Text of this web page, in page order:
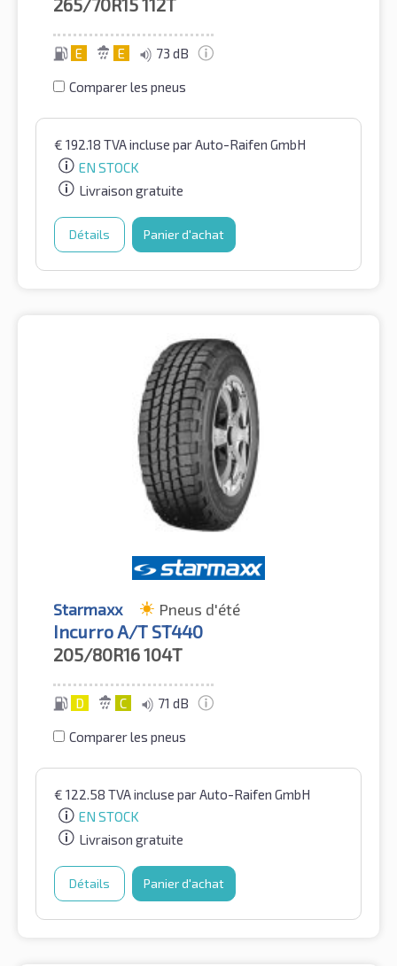
265/70R15112T
E E 73 dB
Comparer les pneus
€ 192.18 TVA incluse par Auto-Raifen GmbH
EN STOCK
Livraison gratuite
Détails Panier d'achat
Starmaxx Pneus d'été
Incurro A/T ST440
205/80R16104T
D C 71 dB
Comparer les pneus
€ 122.58 TVA incluse par Auto-Raifen GmbH
EN STOCK
Livraison gratuite
Détails Panier d'achat